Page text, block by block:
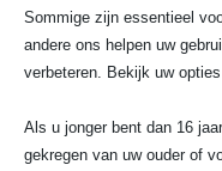
Sommige zijn essentieel
andere ons helpen uw
verbeteren. Bekijk uw
Als u jonger bent dan 16
gekregen van uw ouder of